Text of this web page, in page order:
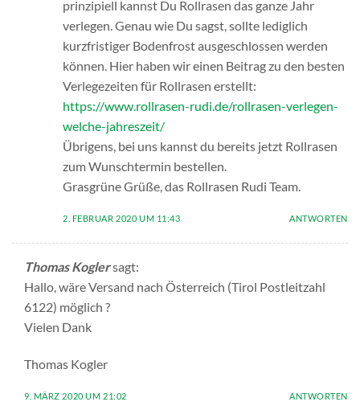
prinzipiell kannst Du Rollrasen das ganze Jahr
verlegen. Genau wie Du sagst, sollte lediglich
kurzfristiger Bodenfrost ausgeschlossen werden
können. Hier haben wir einen Beitrag zu den besten
Verlegezeiten für Rollrasen erstellt:
https://www.rollrasen-rudi.de/rollrasen-verlegen-
welche-jahreszeit/
Übrigens, bei uns kannst du bereits jetzt Rollrasen
zum Wunschtermin bestellen.
Grasgrüne Grüße, das Rollrasen Rudi Team.
2. FEBRUAR 2020 UM 11:43 ANTWORTEN
Thomas Koglersagt:
Hallo, wäre Versand nach Österreich (Tirol Postleitzahl
6122) möglich ?
Vielen Dank
Thomas Kogler
9. MÄRZ 2020 UM 21:02 ANTWORTEN